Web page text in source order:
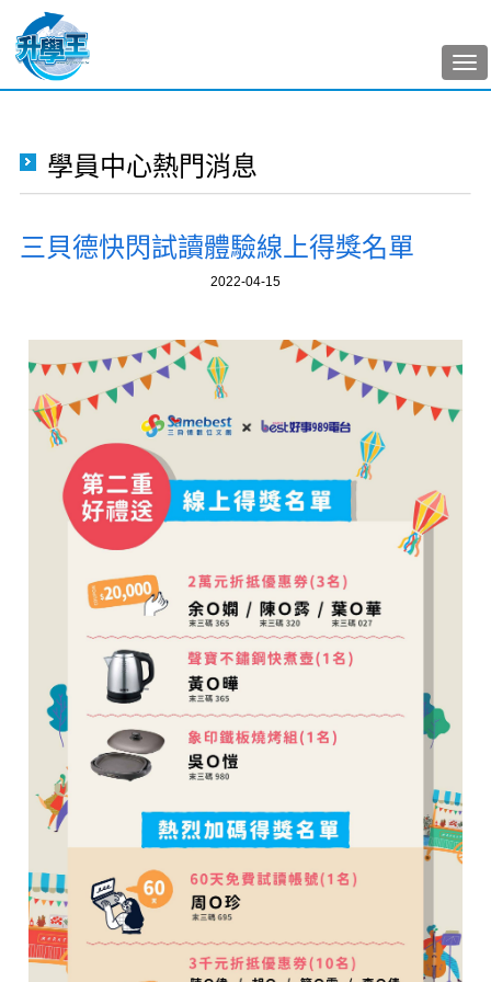
學員中心熱門消息
三貝德快閃試讀體驗線上得獎名單
2022-04-15